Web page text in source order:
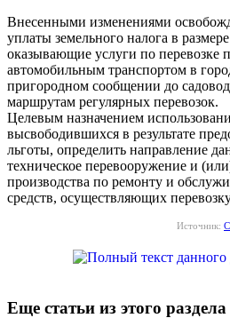
Внесенными изменениями
уплаты земельного налога в
оказывающие услуги по перевозке
автомобильным транспортом в
пригородном сообщении до
маршрутам регулярных перевозок.
Целевым назначением
высвободившихся в результате
льготы, определить направление
техническое перевооружение и
производства по ремонту и
средств, осуществляющих
Источник:
Еще статьи из этого раздела